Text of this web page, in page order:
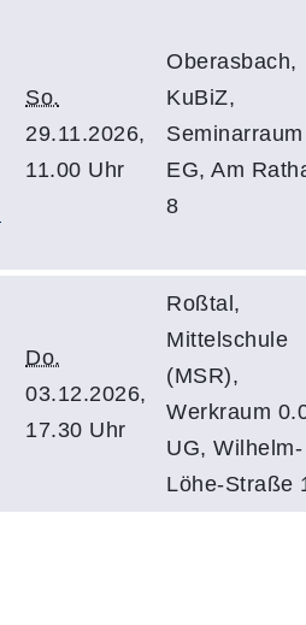
So.
29.11.2026,
11.00 Uhr
Oberasbach,
KuBiZ,
Seminarraum
EG, Am
8
Do.
03.12.2026,
17.30 Uhr
Roßtal,
Mittelschule
(MSR),
Werkraum
UG, Wilhelm-
Löhe-Straße